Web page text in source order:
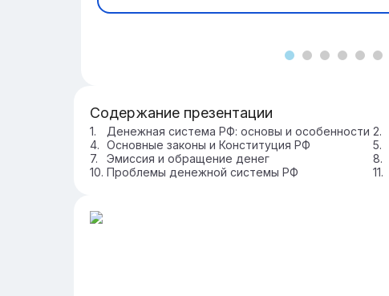
Содержание презентации
Денежная система РФ: основы и особенности
Основные законы и Конституция РФ
Эмиссия и обращение денег
Проблемы денежной системы РФ